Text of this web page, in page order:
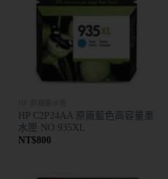
HP C2P24AA 原廠藍色高容量墨
水匣 NO.935XL
NT$800